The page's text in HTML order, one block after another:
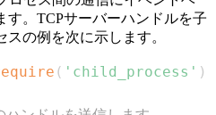
す。TCPサーバーハンドルを子
の例を次に示します。
( 'child_process' )